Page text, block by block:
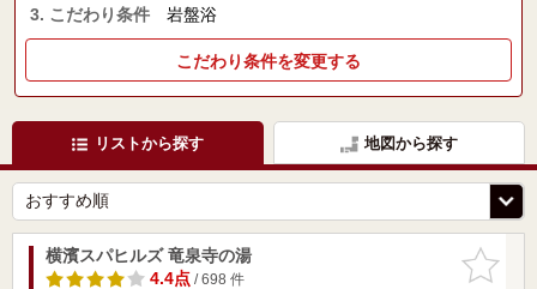
3. こだわり条件 岩盤浴
こだわり条件を変更する
リストから探す 地図から探す
お気に入
りに追加
横濱スパヒルズ 竜泉寺の湯
4.4点/ 698 件